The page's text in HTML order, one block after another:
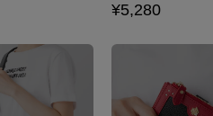
¥5,280